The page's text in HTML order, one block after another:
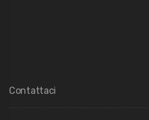
Contattaci